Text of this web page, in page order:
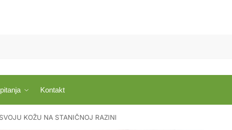
Kontakt
KOŽU NA STANIČNOJ RAZINI